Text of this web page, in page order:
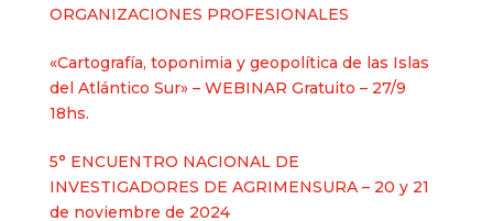
ORGANIZACIONES PROFESIONALES
«Cartografía, toponimia y geopolítica de las Islas
del Atlántico Sur» – WEBINAR Gratuito – 27/9
18hs.
5° ENCUENTRO NACIONAL DE
INVESTIGADORES DE AGRIMENSURA – 20 y 21
de noviembre de 2024